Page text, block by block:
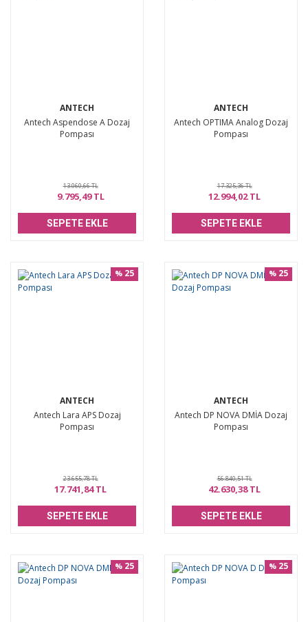
ANTECH
Antech Aspendose A Dozaj
Pompası
13.060,66 TL
9.795,49 TL
SEPETE EKLE
ANTECH
Antech OPTIMA Analog Dozaj
Pompası
17.325,36 TL
12.994,02 TL
SEPETE EKLE
ANTECH
Antech Lara APS Dozaj
Pompası
% 25
23.655,78 TL
17.741,84 TL
SEPETE EKLE
ANTECH
Antech DP NOVA DMİA Dozaj
Pompası
% 25
56.840,51 TL
42.630,38 TL
SEPETE EKLE
% 25 % 25